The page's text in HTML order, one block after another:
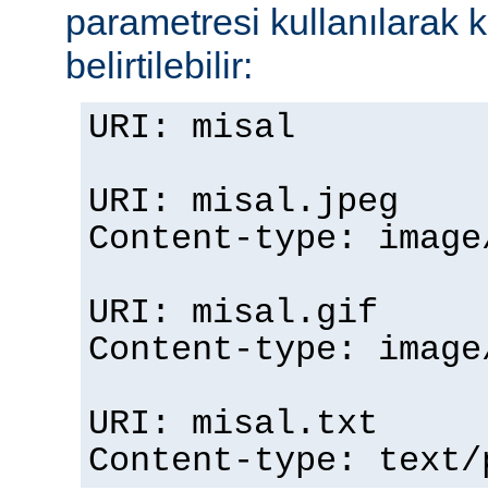
parametresi kullanılarak
belirtilebilir:
URI: misal
URI: misal.jpeg
Content-type:
URI: misal.gif
Content-type:
URI: misal.txt
Content-type: